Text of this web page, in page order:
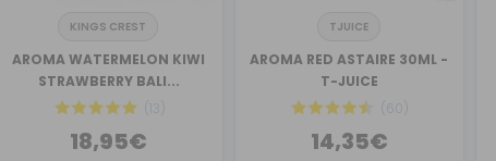
KINGS CREST
AROMA WATERMELON KIWI
STRAWBERRY BALI...
(13)
18,95€
TJUICE
AROMA RED ASTAIRE 30ML -
T-JUICE
(60)
14,35€